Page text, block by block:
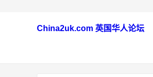
China2uk.com 英国华人论坛